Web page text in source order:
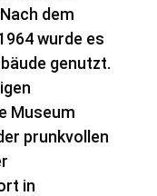
dem
wurde es
genutzt.
Museum
prunkvollen
in